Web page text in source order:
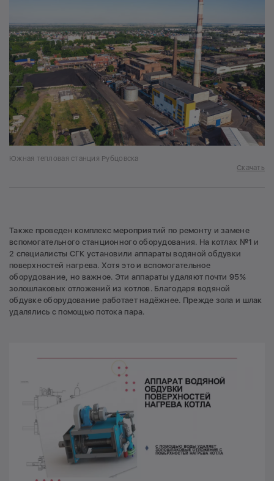
Южная тепловая станция Рубцовска
Скачать
Также проведен комплекс мероприятий по ремонту и замене
вспомогательного станционного оборудования. На котлах №1 и
2 специалисты СГК установили аппараты водяной обдувки
поверхностей нагрева. Хотя это и вспомогательное
оборудование, но важное. Эти аппараты удаляют почти 95%
золошлаковых отложений из котлов. Благодаря водяной
обдувке оборудование работает надёжнее. Прежде зола и шлак
удалялись с помощью потока пара.